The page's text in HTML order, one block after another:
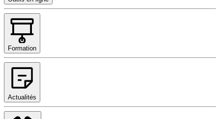
Formation
Actualités